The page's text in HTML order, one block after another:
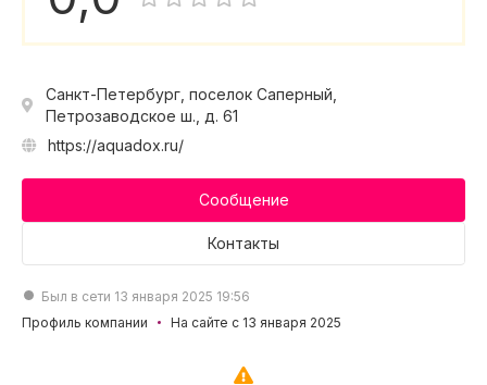
Санкт-Петербург, поселок Саперный,
Петрозаводское ш., д. 61
https://aquadox.ru/
Сообщение
Контакты
Был в сети 13 января 2025 19:56
Профиль компании
На сайте с 13 января 2025